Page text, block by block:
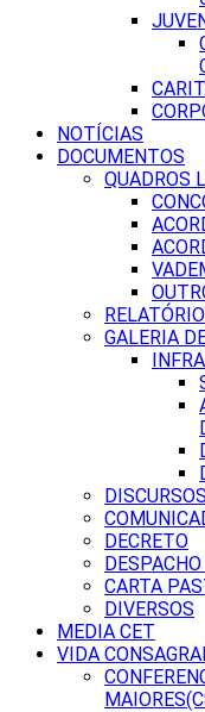
NOTÍCIAS
DOCUMENTOS
QUADROS
GALERIA
DISCURSOS
DECRETO
CARTA
DIVERSOS
MEDIA CET
VIDA